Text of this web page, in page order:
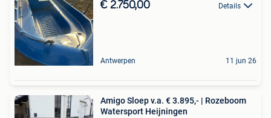
€ 2.750,00 Details
Antwerpen 11 jun 26
Amigo Sloep v.a. € 3.895,- | Rozeboom
Watersport Heijningen